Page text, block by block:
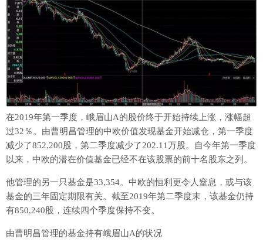
在2019年第一季度，峨眉山A的股价终于开始持续上涨，涨幅超
过32％。由曹明昌管理的中欧价值发现基金开始减仓，第一季度
减少了852,200股，第二季度减少了202.11万股。自今年第一季度
以来，中欧的潜在价值基金已经不在该股票的前十名股东之列。
他管理的另一只基金是33,354。中欧的恒利更令人窒息，或与该
基金的三年固定期限有关。截至2019年第二季度末，该基金仍持
有850,240股，连续四个季度保持不变。
由曹明昌管理的基金持有峨眉山A的状况